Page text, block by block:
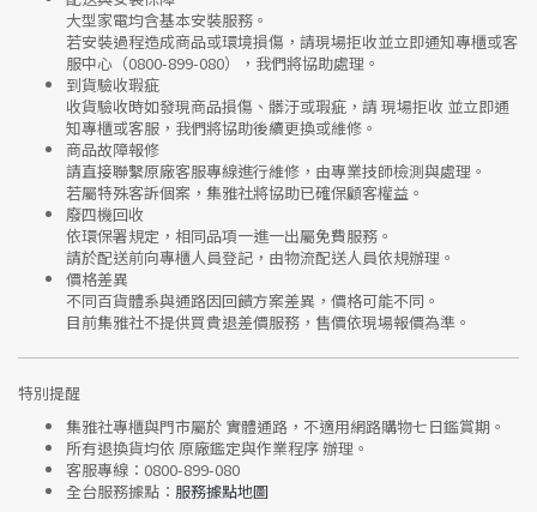
大型家電均含基本安裝服務。
若安裝過程造成商品或環境損傷，請現場拒收並立即通知專櫃或客
服中心 （0800-899-080），我們將協助處理。
到貨驗收瑕疵
收貨驗收時如發現商品損傷、髒汙或瑕疵 ，請 現場拒收 並立即通
知專櫃或客服，我們將協助後續更換或維修。
商品故障報修
請直接聯繫原廠客服專線進行維修，由專業技師檢測與處理。
若屬特殊客訴個案，集雅社將協助已確保顧客權益。
廢四機回收
依環保署規定，相同品項一進一出屬免費服務。
請於配送前向專櫃人員登記，由物流配送人員依規辦理。
價格差異
不同百貨體系與通路因回饋方案差異，價格可能不同。
目前集雅社不提供買貴退差價服務 ，售價依現場報價為準。
特別提醒
集雅社專櫃與門市屬於 實體通路，不適用網路購物七日鑑賞期 。
所有退換貨均依 原廠鑑定與作業程序辦理。
客服專線： 0800-899-080
全台服務據點： 服務據點地圖